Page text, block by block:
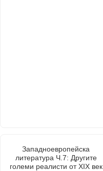
Западноевропейска
литература Ч.7: Другите
големи реалисти от XIX век